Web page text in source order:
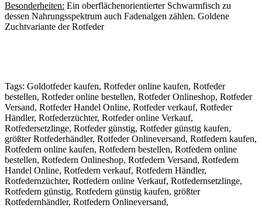
Besonderheiten: Ein oberflächenorientierter Schwarmfisch zu
dessen Nahrungsspektrum auch Fadenalgen zählen. Goldene
Zuchtvariante der Rotfeder
Tags: Goldotfeder kaufen, Rotfeder online kaufen, Rotfeder
bestellen, Rotfeder online bestellen, Rotfeder Onlineshop, Rotfeder
Versand, Rotfeder Handel Online, Rotfeder verkauf, Rotfeder
Händler, Rotfederzüchter, Rotfeder online Verkauf,
Rotfedersetzlinge, Rotfeder günstig, Rotfeder günstig kaufen,
größter Rotfederhändler, Rotfeder Onlineversand, Rotfedern kaufen,
Rotfedern online kaufen, Rotfedern bestellen, Rotfedern online
bestellen, Rotfedern Onlineshop, Rotfedern Versand, Rotfedern
Handel Online, Rotfedern verkauf, Rotfedern Händler,
Rotfedernzüchter, Rotfedern online Verkauf, Rotfedernsetzlinge,
Rotfedern günstig, Rotfedern günstig kaufen, größter
Rotfedernhändler, Rotfedern Onlineversand,